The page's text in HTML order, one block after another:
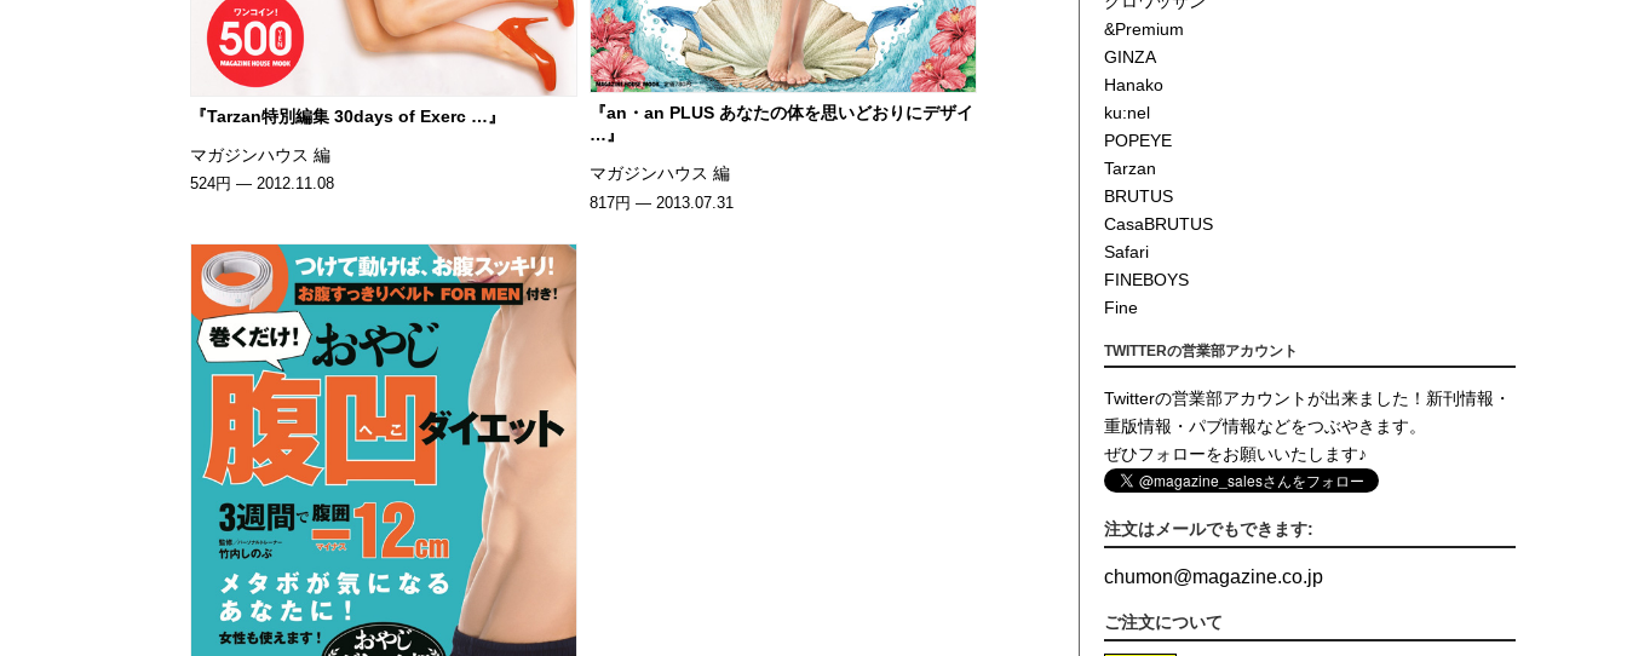
『Tarzan特別編集 30days of Exerc …』
マガジンハウス 編
524円 — 2012.11.08
『an・an PLUS あなたの体を思いどおりにデザイ
…』
マガジンハウス 編
817円 — 2013.07.31
&Premium
GINZA
Hanako
ku:nel
POPEYE
Tarzan
BRUTUS
CasaBRUTUS
Safari
FINEBOYS
Fine
TWITTERの営業部アカウント
Twitterの営業部アカウントが出来ました！新刊情報・
重版情報・パブ情報などをつぶやきます。
ぜひフォローをお願いいたします♪
注文はメールでもできます:
chumon@magazine.co.jp
ご注文について